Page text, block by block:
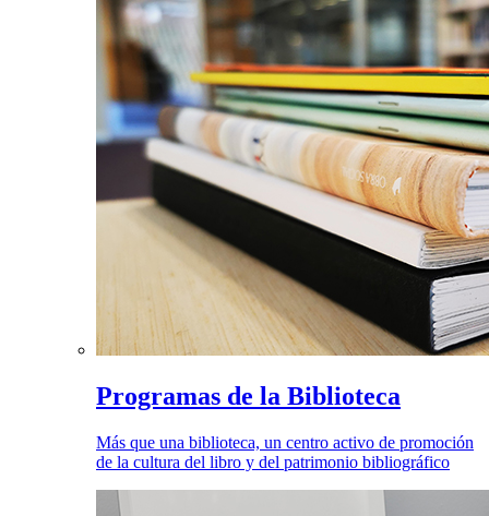
Programas de la Biblioteca
Más que una biblioteca, un centro activo de promoción
de la cultura del libro y del patrimonio bibliográfico